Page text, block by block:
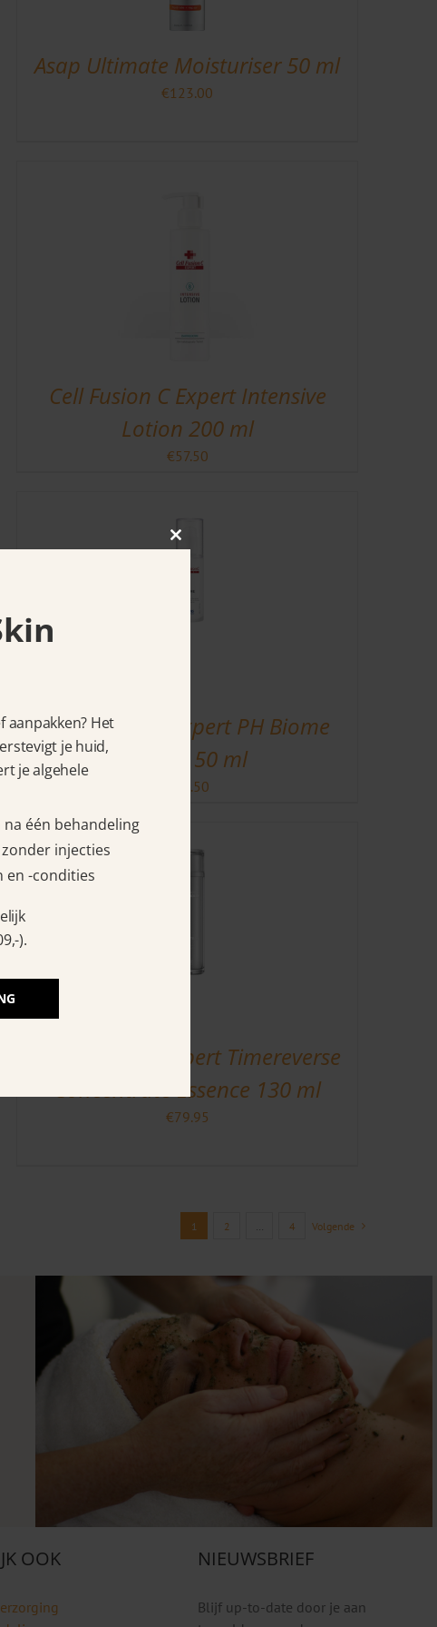
Asap Ultimate Moisturiser 50 ml
€123.00
Cell Fusion C Expert Intensive
Lotion 200 ml
€57.50
Céll Fùsion C Expert PH Biome
Serum 50 ml
62.50
Céll Fùsion C Expert Timereverse
Concentrate Essence 130 ml
€79.95
1 2 4 Volgende
OOK NIEUWSBRIEF
Blijf up-to-date door je aan
module
aanpakken? Het
je huid,
je algehele
één behandeling
injecties
en -condities
).